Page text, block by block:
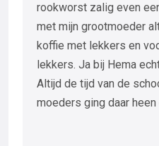
rookworst zalig even
met mijn grootmoeder
koffie met lekkers en
lekkers. Ja bij Hema
Altijd de tijd van de
moeders ging daar